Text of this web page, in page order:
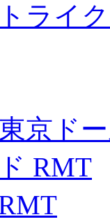
ライ
京ド
RMT